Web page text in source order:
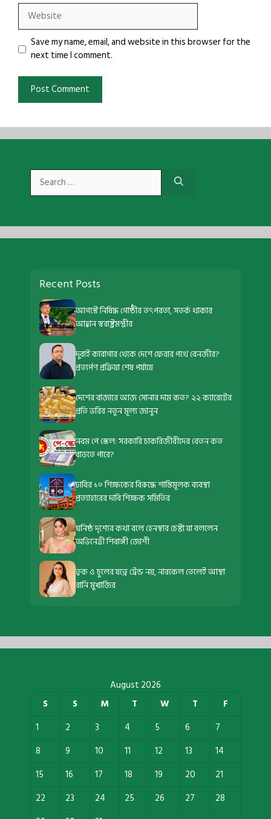
Website
Save my name, email, and website in this browser for the
next time I comment.
Search
for:
Recent Posts
আগস্টে নিষিদ্ধ গোষ্ঠীর তৎপরতা, সতর্ক থাকার
আহ্বান স্বরাষ্ট্রমন্ত্রীর
দুবাই কারাগার থেকে দেশে ফেরার পথে বেনজীর?
প্রত্যর্পণ প্রক্রিয়া শেষ পর্যায়ে
দেশের বাজারে আজ সোনার দাম কত? ২২ ক্যারেটের
প্রতি ভরির নতুন মূল্য জানুন
নবম পে স্কেল: সরকারি চাকরিজীবীদের বেতন কত
বাড়তে পারে?
ঢাবির ১০ শিক্ষকের বিরুদ্ধে শাস্তিমূলক ব্যবস্থা
প্রত্যাহারের দাবি শিক্ষক সমিতির
ঘনিষ্ঠ দৃশ্যের কথা বলে হেনস্থার চেষ্টা যা বললেন
অভিনেত্রী শিবাঙ্গী জোশী
ত্বক ও চুলের যত্নে ট্রেন্ড নয়, নারকেল তেলেই আস্থা
রানি মুখার্জির
August 2026
S
S M T W T
F
1
2 3 4 5 6
7
8
9 10 11 12 13
14
15
16 17 18 19 20
21
22
23 24 25 26 27
28